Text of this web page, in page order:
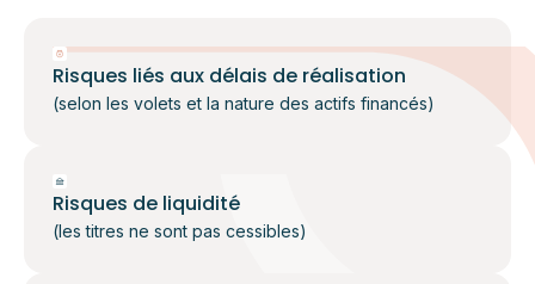
Risques liés aux délais de réalisation
(selon les volets et la nature des actifs financés)
Risques de liquidité
(les titres ne sont pas cessibles)